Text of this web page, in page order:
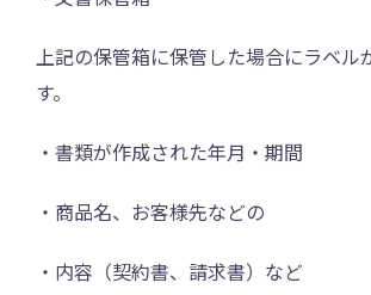
上記の保管箱に保管した場合にラベル
す。
・書類が作成された年月・期間
・商品名、お客様先などの
・内容（契約書、請求書）など